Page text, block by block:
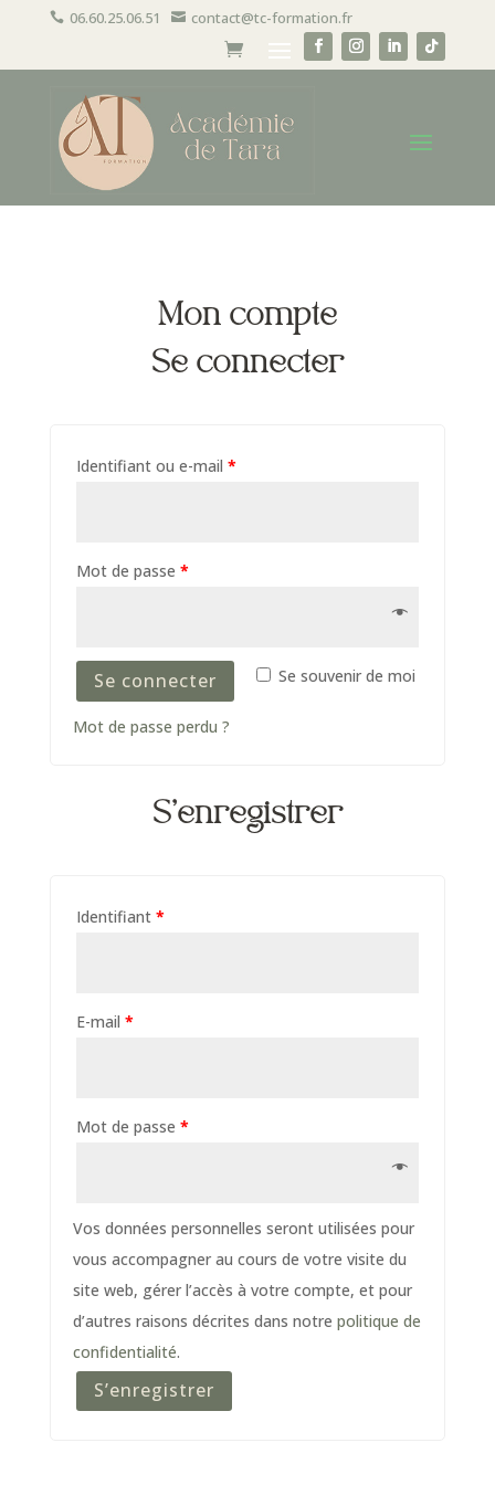
 06.60.25.06.51  contact@tc-formation.fr
Mon compte
Se connecter
Identifiant ou e-mail *
Mot de passe *
Se souvenir de moi
Se connecter
Mot de passe perdu ?
S’enregistrer
Identifiant *
E-mail *
Mot de passe *
Vos données personnelles seront utilisées pour
vous accompagner au cours de votre visite du
site web, gérer l’accès à votre compte, et pour
d’autres raisons décrites dans notre politique de
confidentialité.
S’enregistrer